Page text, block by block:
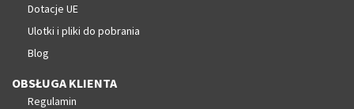
Dotacje UE
Ulotki i pliki do pobrania
Blog
OBSŁUGA KLIENTA
Regulamin